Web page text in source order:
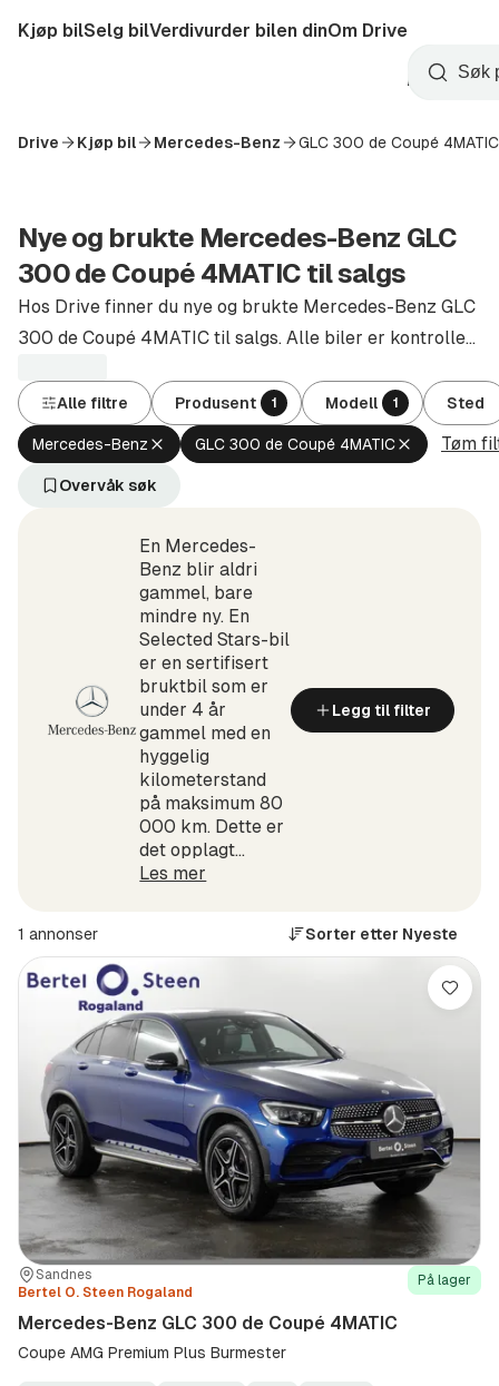
til
Startside
Kjøp bilSelg bilVerdivurder bilen dinOm Drive
Opprett
konto
Søk
Drive Kjøp bil Mercedes-Benz GLC 300 de Coupé 4MATIC
Nye og brukte Mercedes-Benz GLC
300 de Coupé 4MATIC til salgs
Hos Drive finner du nye og brukte Mercedes-Benz GLC
300 de Coupé 4MATIC til salgs. Alle biler er kontrollert
Alle filtre Produsent 1 Modell 1 Sted
Mercedes-Benz Fjern
aktivt
(Produsent)
GLC 300 de Coupé 4MATIC Fjern
aktivt
Tøm
Overvåk søk
En Mercedes-
Benz blir aldri
gammel, bare
mindre ny. En
Selected Stars-bil
er en sertifisert
bruktbil som er
under 4 år
gammel med en
hyggelig
kilometerstand
på maksimum 80
000 km. Dette er
det opplagt...
Les mer
Legg til filter
1 annonser Sorter etter Nyeste
Sted:
Sandnes
Forhandler:
Bertel O. Steen Rogaland
På lager
Mercedes-Benz GLC 300 de Coupé 4MATIC
Coupe AMG Premium Plus Burmester
Lagre